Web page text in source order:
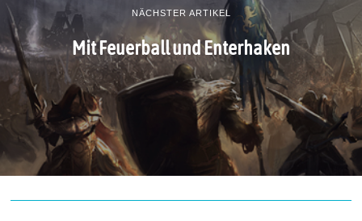
NÄCHSTER ARTIKEL
Mit Feuerball und Enterhaken